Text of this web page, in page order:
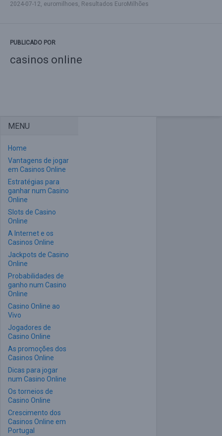
2024-07-12, euromilhoes, Resultados EuroMilhões
PUBLICADO POR
casinos online
MENU
Home
Vantagens de jogar
em Casinos Online
Estratégias para
ganhar num Casino
Online
Slots de Casino
Online
A Internet e os
Casinos Online
Jackpots de Casino
Online
Probabilidades de
ganho num Casino
Online
Casino Online ao
Vivo
Jogadores de
Casino Online
As promoções dos
Casinos Online
Dicas para jogar
num Casino Online
Os torneios de
Casino Online
Crescimento dos
Casinos Online em
Portugal